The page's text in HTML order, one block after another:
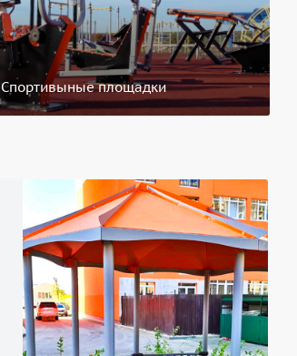
Спортивыные площадки